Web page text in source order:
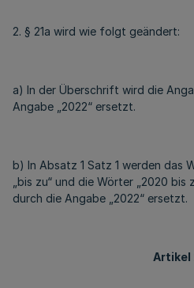
2. § 21a wird wie folgt geändert:
a) In der Überschrift wird die
Angabe „2022“ ersetzt.
b) In Absatz 1 Satz 1 werden das
„bis zu“ und die Wörter „2020 bis
durch die Angabe „2022“ ersetzt.
Artikel